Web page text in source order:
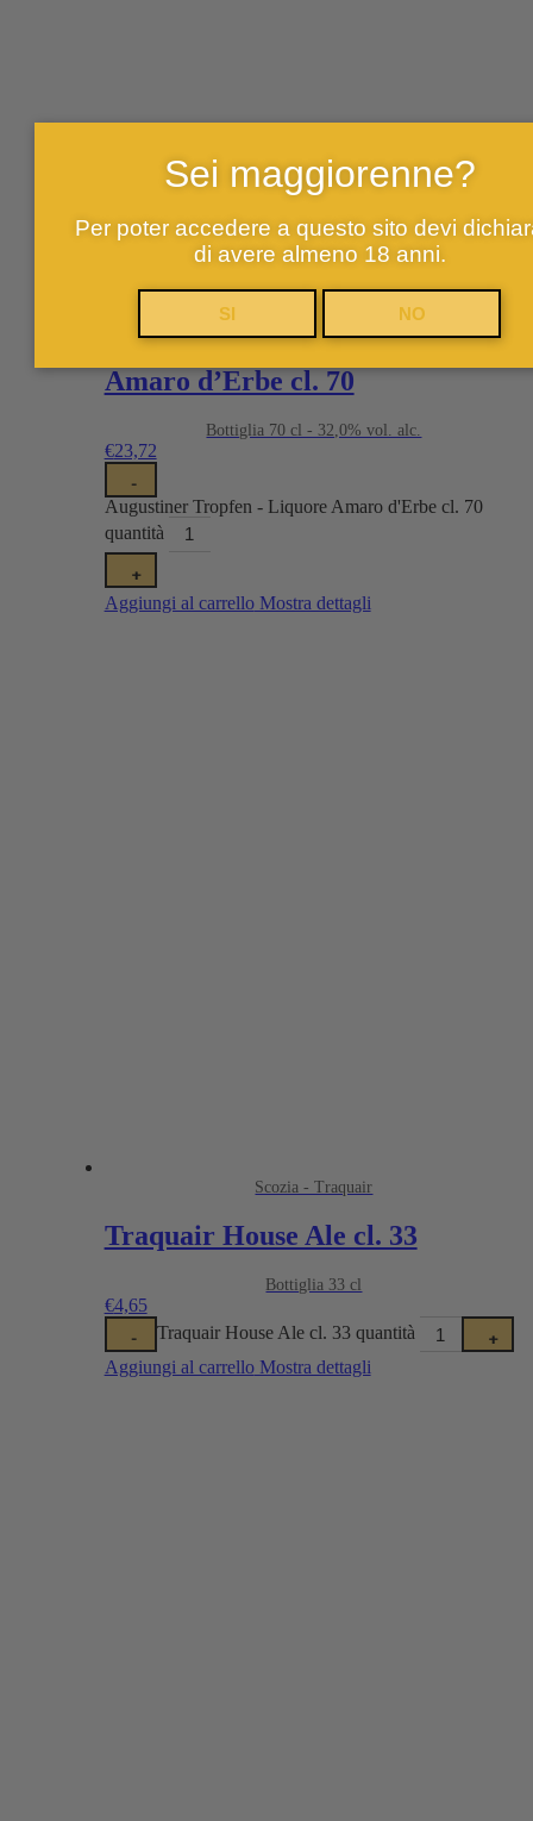
Augustiner Tropfen – Liquore
Amaro d’Erbe cl. 70
Bottiglia 70 cl - 32,0% vol. alc.
€23,72
-
Augustiner Tropfen - Liquore Amaro d'Erbe cl. 70
quantità
+
Aggiungi al carrelloMostra dettagli
Scozia - Traquair
Traquair House Ale cl. 33
Bottiglia 33 cl
€4,65
- Traquair House Ale cl. 33 quantità +
Aggiungi al carrelloMostra dettagli
Sei maggiorenne?
Per poter accedere a questo sito devi
di avere almeno 18 anni.
SI NO